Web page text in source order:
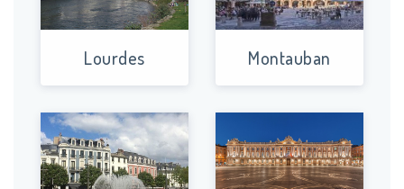
Lourdes Montauban